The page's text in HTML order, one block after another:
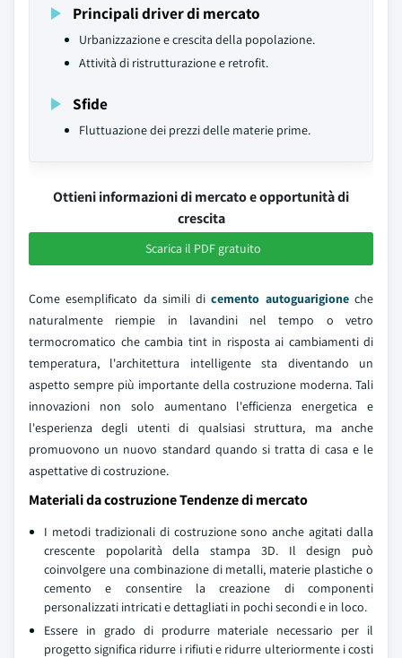
Principali driver di mercato
Urbanizzazione e crescita della popolazione.
Attività di ristrutturazione e retrofit.
Sfide
Fluttuazione dei prezzi delle materie prime.
Ottieni informazioni di mercato e opportunità di
crescita
Scarica il PDF gratuito
Come esemplificato da simili dicemento autoguarigioneche
naturalmente riempie in lavandini nel tempo o vetro
termocromatico che cambia tint in risposta ai cambiamenti di
temperatura, l'architettura intelligente sta diventando un
aspetto sempre più importante della costruzione moderna. Tali
innovazioni non solo aumentano l'efficienza energetica e
l'esperienza degli utenti di qualsiasi struttura, ma anche
promuovono un nuovo standard quando si tratta di casa e le
aspettative di costruzione.
Materiali da costruzione Tendenze di mercato
I metodi tradizionali di costruzione sono anche agitati dalla
crescente popolarità della stampa 3D. Il design può
coinvolgere una combinazione di metalli, materie plastiche o
cemento e consentire la creazione di componenti
personalizzati intricati e dettagliati in pochi secondi e in loco.
Essere in grado di produrre materiale necessario per il
progetto significa ridurre i rifiuti e ridurre ulteriormente i costi